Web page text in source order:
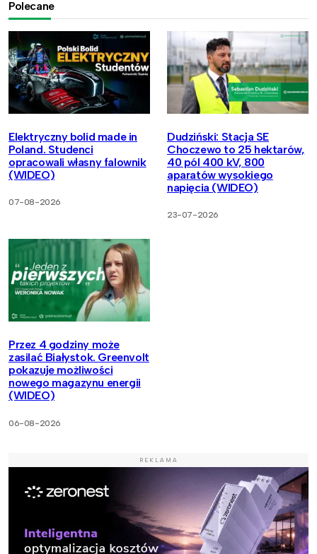
Polecane
Elektryczny bolid made in
Poland. Studenci
opracowali własny falownik
(WIDEO)
07-08-2026
Dudziński: Stacja SE
Choczewo to 25 hektarów,
40 pól 400 kV, 800
aparatów wysokiego
napięcia (WIDEO)
23-07-2026
Przez 4 godziny może
zasilać Białystok. Greenvolt
pokazuje możliwości
nowego magazynu energii
(WIDEO)
06-08-2026
REKLAMA